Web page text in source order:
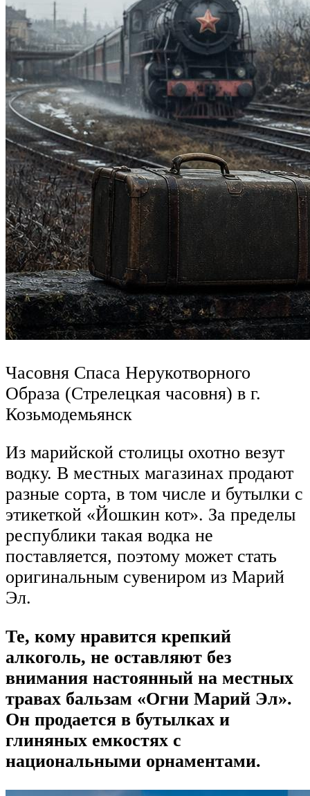
Часовня Спаса Нерукотворного
Образа (Стрелецкая часовня) в г.
Козьмодемьянск
Из марийской столицы охотно везут
водку. В местных магазинах продают
разные сорта, в том числе и бутылки с
этикеткой «Йошкин кот». За пределы
республики такая водка не
поставляется, поэтому может стать
оригинальным сувениром из Марий
Эл.
Те, кому нравится крепкий
алкоголь, не оставляют без
внимания настоянный на местных
травах бальзам «Огни Марий Эл».
Он продается в бутылках и
глиняных емкостях с
национальными орнаментами.